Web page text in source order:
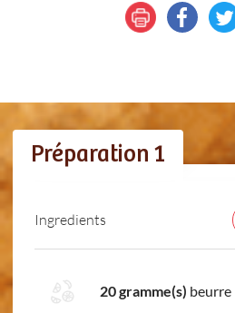
Préparation 1
Ingredients
20 gramme(s) beurre